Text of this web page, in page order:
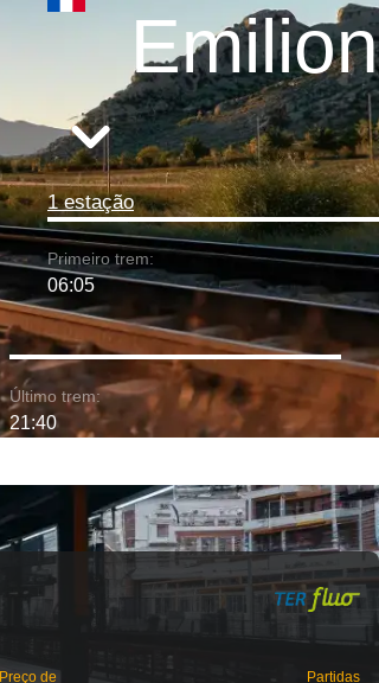
Emilion
1 estação
Primeiro trem:
06:05
Último trem:
21:40
Preço de Partidas